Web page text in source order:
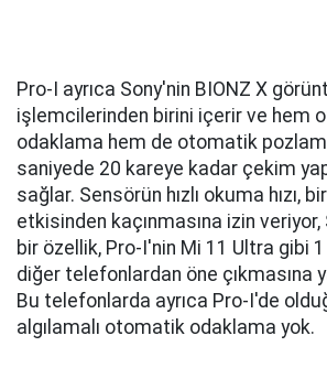
Pro-I ayrıca Sony'nin BIONZ X
işlemcilerinden birini içerir ve hem
odaklama hem de otomatik
saniyede 20 kareye kadar çekim
sağlar. Sensörün hızlı okuma hızı,
etkisinden kaçınmasına izin
bir özellik, Pro-I'nin Mi 11 Ultra gibi
diğer telefonlardan öne çıkmasına
Bu telefonlarda ayrıca Pro-I'de
algılamalı otomatik odaklama yok.